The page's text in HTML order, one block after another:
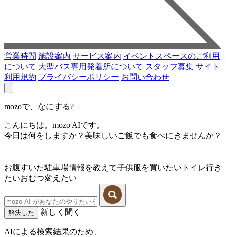
営業時間 施設案内 サービス案内 イベントスペースのご利用
について 大型バス専用発着所について スタッフ募集 サイト
利用規約 プライバシーポリシー お問い合わせ
mozoで、なにする?
こんにちは。mozo AIです。
今日は何をしますか？美味しいご飯でも食べにきませんか？
お腹すいた駐車場情報を教えて子供服を買いたい トイレ行き
たいおむつ変えたい
解決した 新しく聞く
AIによる検索結果のため、